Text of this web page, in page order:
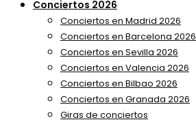
Conciertos 2026
Conciertos en Madrid 2026
Conciertos en Barcelona 2026
Conciertos en Sevilla 2026
Conciertos en Valencia 2026
Conciertos en Bilbao 2026
Conciertos en Granada 2026
Giras de conciertos